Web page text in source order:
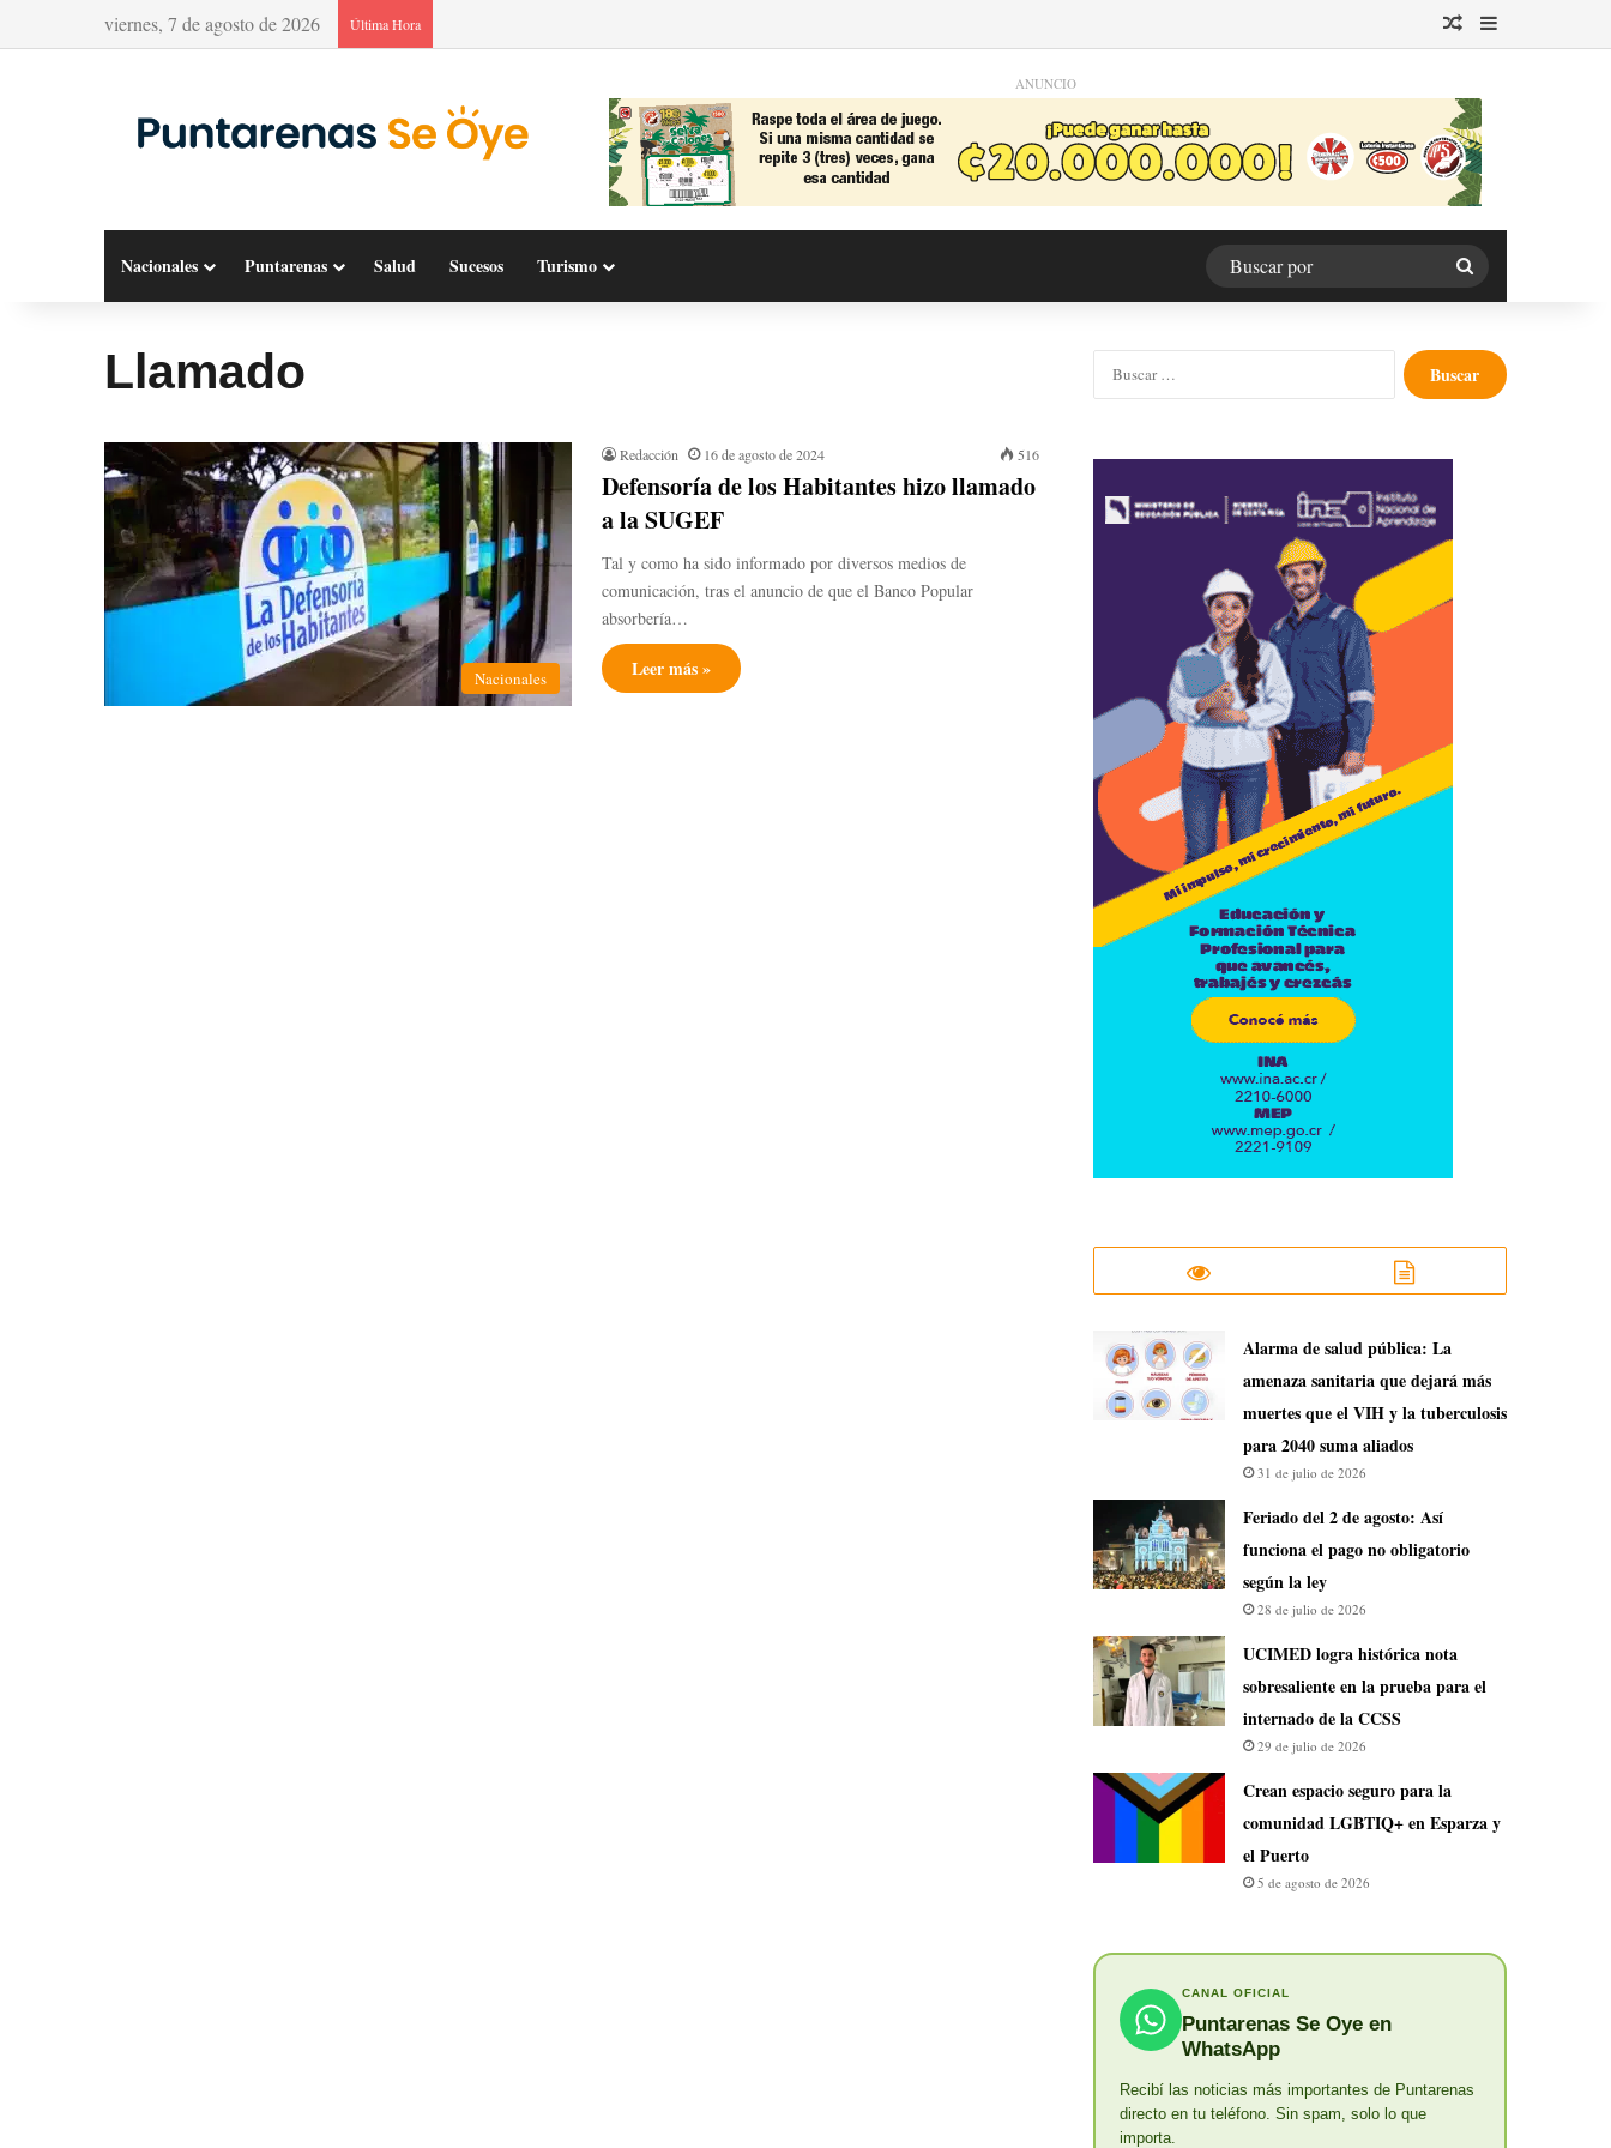
viernes, 7 de agosto de 2026 Última Hora Publicación al azar
Barra lateral
ANUNCIO
Nacionales Puntarenas Salud Sucesos Turismo
Buscar
por
Llamado
Nacionales
Redacción 16 de agosto de 2024 516
Defensoría de los Habitantes hizo llamado
a la SUGEF
Tal y como ha sido informado por diversos medios de
comunicación, tras el anuncio de que el Banco Popular
absorbería…
Leer más »
Buscar:
​Alarma de salud pública: La
amenaza sanitaria que dejará más
muertes que el VIH y la tuberculosis
para 2040 suma aliados
31 de julio de 2026
Feriado del 2 de agosto: Así
funciona el pago no obligatorio
según la ley
28 de julio de 2026
UCIMED logra histórica nota
sobresaliente en la prueba para el
internado de la CCSS
29 de julio de 2026
Crean espacio seguro para la
comunidad LGBTIQ+ en Esparza y
el Puerto
5 de agosto de 2026
CANAL OFICIAL
Puntarenas Se Oye en
WhatsApp
Recibí las noticias más importantes de Puntarenas
directo en tu teléfono. Sin spam, solo lo que
importa.